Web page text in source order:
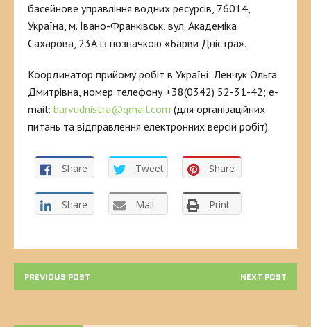
басейнове управління водних ресурсів, 76014,
Україна, м. Івано-Франківськ, вул. Академіка
Сахарова, 23А із позначкою «Барви Дністра».
Координатор прийому робіт в Україні: Ленчук Ольга
Дмитрівна, номер телефону +38(0342) 52-31-42; e-
mail: barvudnistra@gmail.com (для організаційних
питань та відправлення електронних версій робіт).
Share Tweet Share
Share Mail Print
PREVIOUS POST NEXT POST